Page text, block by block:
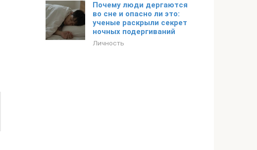
Почему люди дергаются
во сне и опасно ли это:
ученые раскрыли секрет
ночных подергиваний
Личность